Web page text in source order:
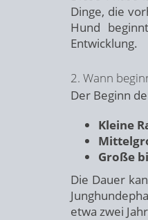
Dinge, die
Hund
Entwicklung.
2. Wann
Der Beginn
Kleine
Große
Die Dauer
etwa zwei